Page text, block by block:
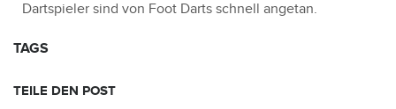
Dartspieler sind von Foot Darts schnell angetan.
TAGS
TEILE DEN POST